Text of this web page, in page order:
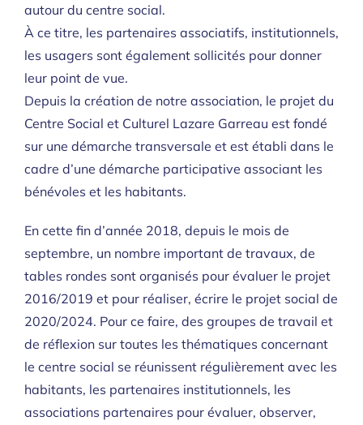
autour du centre social.
À ce titre, les partenaires associatifs, institutionnels,
les usagers sont également sollicités pour donner
leur point de vue.
Depuis la création de notre association, le projet du
Centre Social et Culturel Lazare Garreau est fondé
sur une démarche transversale et est établi dans le
cadre d’une démarche participative associant les
bénévoles et les habitants.
En cette fin d’année 2018, depuis le mois de
septembre, un nombre important de travaux, de
tables rondes sont organisés pour évaluer le projet
2016/2019 et pour réaliser, écrire le projet social de
2020/2024. Pour ce faire, des groupes de travail et
de réflexion sur toutes les thématiques concernant
le centre social se réunissent régulièrement avec les
habitants, les partenaires institutionnels, les
associations partenaires pour évaluer, observer,